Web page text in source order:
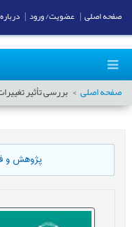
صفحه اصلی بررسی تأثیر
پژوهش و
صفحه اصلی عضویت/ ورود